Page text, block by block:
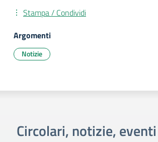
Stampa / Condividi
Argomenti
Notizie
Circolari, notizie,